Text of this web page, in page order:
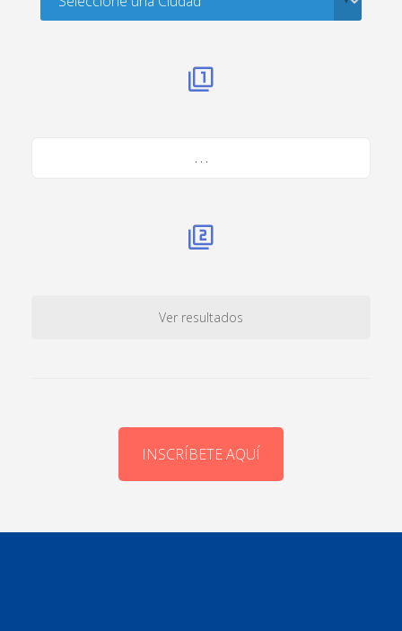
. . .
Ver resultados
INSCRÍBETE AQUÍ